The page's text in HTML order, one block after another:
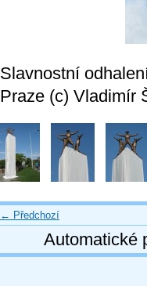
Slavnostní
Praze (c) Vladimír
← Předchozí
Automatické